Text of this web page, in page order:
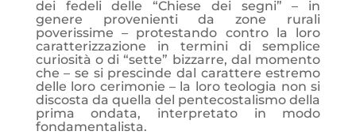
dei fedeli delle “Chiese dei segni” – in
genere provenienti da zone rurali
poverissime – protestando contro la loro
caratterizzazione in termini di semplice
curiosità o di “sette” bizzarre, dal momento
che – se si prescinde dal carattere estremo
delle loro cerimonie – la loro teologia non si
discosta da quella del pentecostalismo della
prima ondata, interpretato in modo
fondamentalista.